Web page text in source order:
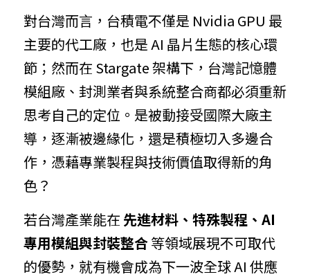
對台灣而言，台積電不僅是 Nvidia GPU 最
主要的代工廠，也是 AI 晶片生態的核心環
節；然而在 Stargate 架構下，台灣記憶體
模組廠、封測業者與系統整合商都必須重新
思考自己的定位。是被動接受國際大廠主
導，逐漸被邊緣化，還是積極切入多邊合
作，憑藉專業製程與技術價值取得新的角
色？
若台灣產業能在 先進材料、特殊製程、AI
專用模組與封裝整合 等領域展現不可取代
的優勢，就有機會成為下一波全球 AI 供應